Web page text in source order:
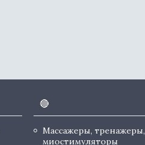
🔴
Массажеры, тренажеры,
миостимуляторы